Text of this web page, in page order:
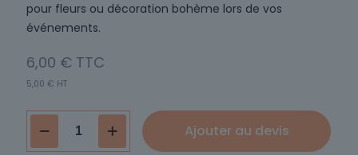
pour fleurs ou décoration bohème lors de vos
événements.
6,00 €
5,00 € HT
quantité
Ajouter au devis